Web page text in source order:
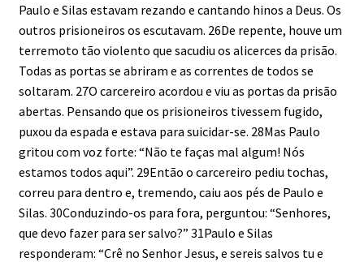
Paulo e Silas estavam rezando e cantando hinos a Deus. Os
outros prisioneiros os escutavam. 26De repente, houve um
terremoto tão violento que sacudiu os alicerces da prisão.
Todas as portas se abriram e as correntes de todos se
soltaram. 27O carcereiro acordou e viu as portas da prisão
abertas. Pensando que os prisioneiros tivessem fugido,
puxou da espada e estava para suicidar-se. 28Mas Paulo
gritou com voz forte: “Não te faças mal algum! Nós
estamos todos aqui”. 29Então o carcereiro pediu tochas,
correu para dentro e, tremendo, caiu aos pés de Paulo e
Silas. 30Conduzindo-os para fora, perguntou: “Senhores,
que devo fazer para ser salvo?” 31Paulo e Silas
responderam: “Crê no Senhor Jesus, e sereis salvos tu e